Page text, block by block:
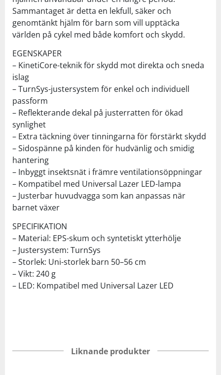
Sammantaget är detta en lekfull, säker och
genomtänkt hjälm för barn som vill upptäcka
världen på cykel med både komfort och skydd.
EGENSKAPER
– KinetiCore-teknik för skydd mot direkta och sneda
islag
– TurnSys-justersystem för enkel och individuell
passform
– Reflekterande dekal på justerratten för ökad
synlighet
– Extra täckning över tinningarna för förstärkt skydd
– Sidospänne på kinden för hudvänlig och smidig
hantering
– Inbyggt insektsnät i främre ventilationsöppningar
– Kompatibel med Universal Lazer LED-lampa
– Justerbar huvudvagga som kan anpassas när
barnet växer
SPECIFIKATION
– Material: EPS-skum och syntetiskt ytterhölje
– Justersystem: TurnSys
– Storlek: Uni-storlek barn 50–56 cm
– Vikt: 240 g
– LED: Kompatibel med Universal Lazer LED
Liknande produkter